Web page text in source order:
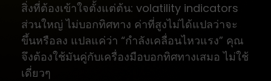
สิ่งที่ต้องเข้าใจตั้งแต่ต้น: volatility indicators
ส่วนใหญ่ ไม่บอกทิศทาง ค่าที่สูงไม่ได้แปลว่าจะ
ขึ้นหรือลง แปลแค่ว่า “กำลังเคลื่อนไหวแรง” คุณ
จึงต้องใช้มันคู่กับเครื่องมือบอกทิศทางเสมอ ไม่ใช้
เดี่ยวๆ